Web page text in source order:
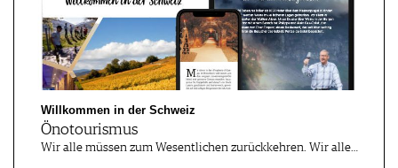
Willkommen in der Schweiz
Önotourismus
Wir alle müssen zum Wesentlichen zurückkehren. Wir alle…